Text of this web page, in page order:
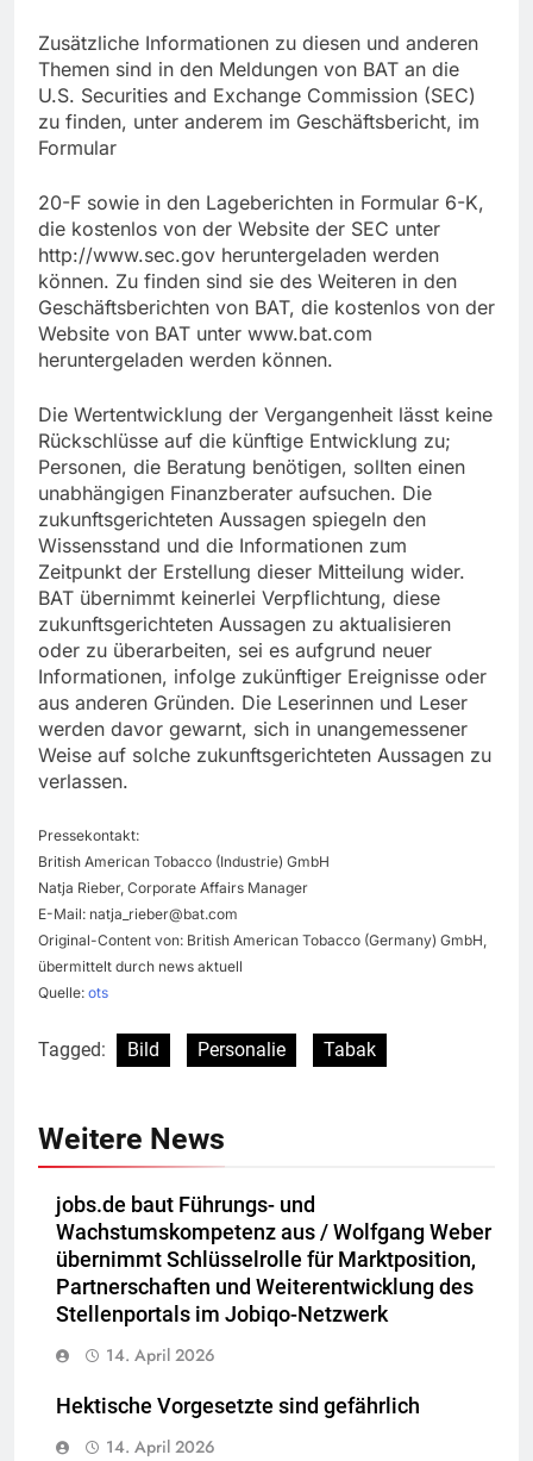
Zusätzliche Informationen zu diesen und anderen
Themen sind in den Meldungen von BAT an die
U.S. Securities and Exchange Commission (SEC)
zu finden, unter anderem im Geschäftsbericht, im
Formular
20-F sowie in den Lageberichten in Formular 6-K,
die kostenlos von der Website der SEC unter
http://www.sec.gov heruntergeladen werden
können. Zu finden sind sie des Weiteren in den
Geschäftsberichten von BAT, die kostenlos von der
Website von BAT unter www.bat.com
heruntergeladen werden können.
Die Wertentwicklung der Vergangenheit lässt keine
Rückschlüsse auf die künftige Entwicklung zu;
Personen, die Beratung benötigen, sollten einen
unabhängigen Finanzberater aufsuchen. Die
zukunftsgerichteten Aussagen spiegeln den
Wissensstand und die Informationen zum
Zeitpunkt der Erstellung dieser Mitteilung wider.
BAT übernimmt keinerlei Verpflichtung, diese
zukunftsgerichteten Aussagen zu aktualisieren
oder zu überarbeiten, sei es aufgrund neuer
Informationen, infolge zukünftiger Ereignisse oder
aus anderen Gründen. Die Leserinnen und Leser
werden davor gewarnt, sich in unangemessener
Weise auf solche zukunftsgerichteten Aussagen zu
verlassen.
Pressekontakt:
British American Tobacco (Industrie) GmbH
Natja Rieber, Corporate Affairs Manager
E-Mail: natja_rieber@bat.com
Original-Content von: British American Tobacco (Germany) GmbH,
übermittelt durch news aktuell
Quelle: ots
Tagged: Bild Personalie Tabak
Weitere News
jobs.de baut Führungs- und
Wachstumskompetenz aus / Wolfgang Weber
übernimmt Schlüsselrolle für Marktposition,
Partnerschaften und Weiterentwicklung des
Stellenportals im Jobiqo-Netzwerk
14. April 2026
Hektische Vorgesetzte sind gefährlich
14. April 2026